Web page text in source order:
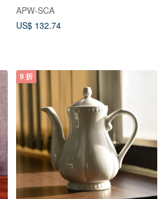
APW-SCA
US$ 132.74
9 折